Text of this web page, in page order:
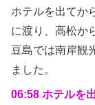
ホテルを出てか
に渡り、高松か
豆島では南岸観
ました。
06:58 ホテルを